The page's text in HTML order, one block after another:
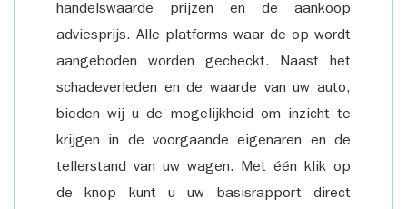
handelswaarde prijzen en de aankoop
adviesprijs. Alle platforms waar de op wordt
aangeboden worden gecheckt. Naast het
schadeverleden en de waarde van uw auto,
bieden wij u de mogelijkheid om inzicht te
krijgen in de voorgaande eigenaren en de
tellerstand van uw wagen. Met één klik op
de knop kunt u uw basisrapport direct